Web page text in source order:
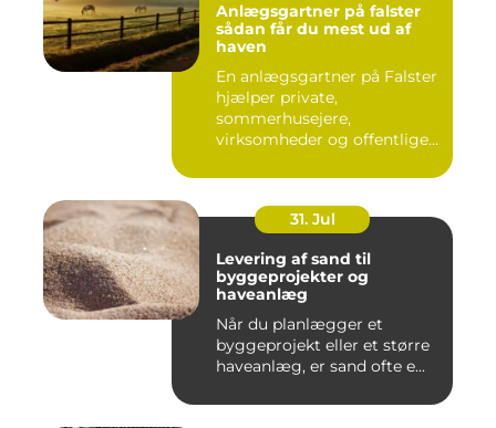
Anlægsgartner på falster
sådan får du mest ud af
haven
En anlægsgartner på Falster
hjælper private,
sommerhusejere,
virksomheder og offentlige
31. Jul
Levering af sand til
byggeprojekter og
haveanlæg
Når du planlægger et
byggeprojekt eller et større
haveanlæg, er sand ofte e...